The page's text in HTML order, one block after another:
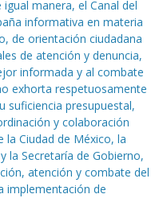
manera, el Canal del
informativa en materia
de orientación ciudadana
de atención y denuncia,
informada y al combate
exhorta respetuosamente
suficiencia presupuestal,
y colaboración
la Ciudad de México, la
la Secretaría de Gobierno,
atención y combate del
implementación de